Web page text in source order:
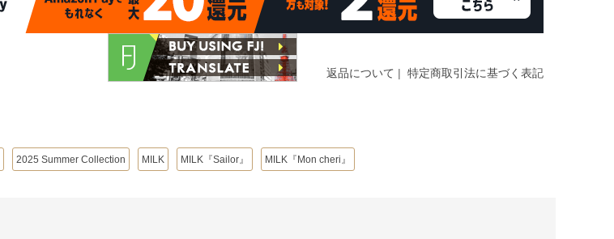
返品について | 特定商取引法に基づく表記
2025 Summer Collection MILK MILK『Sailor』 MILK『Mon cheri』